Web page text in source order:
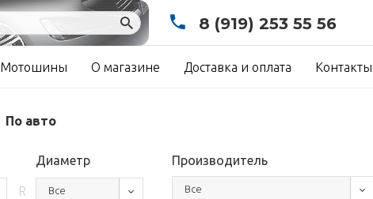
8 (919) 253 55 56
Мотошины О магазине Доставка и оплата Контакты
По авто
Диаметр
R Все
Производитель
Все